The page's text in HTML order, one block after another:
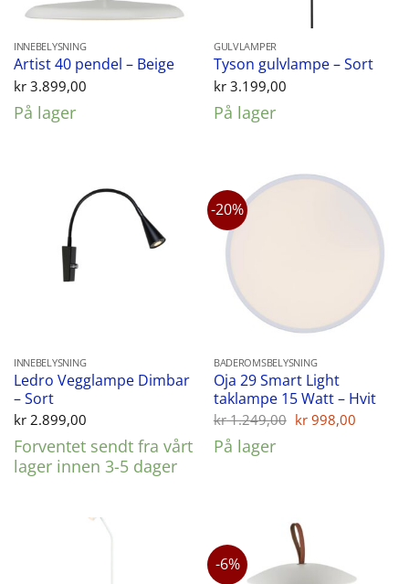
INNEBELYSNING
Artist 40 pendel – Beige
kr3.899,00
På lager
GULVLAMPER
Tyson gulvlampe – Sort
kr3.199,00
På lager
INNEBELYSNING
Ledro Vegglampe Dimbar
– Sort
kr2.899,00
Forventet sendt fra vårt
lager innen 3-5 dager
-20%
BADEROMSBELYSNING
Oja 29 Smart Light
taklampe 15 Watt – Hvit
kr1.249,00 Opprinnelig
kr 998,00
På lager
-6%